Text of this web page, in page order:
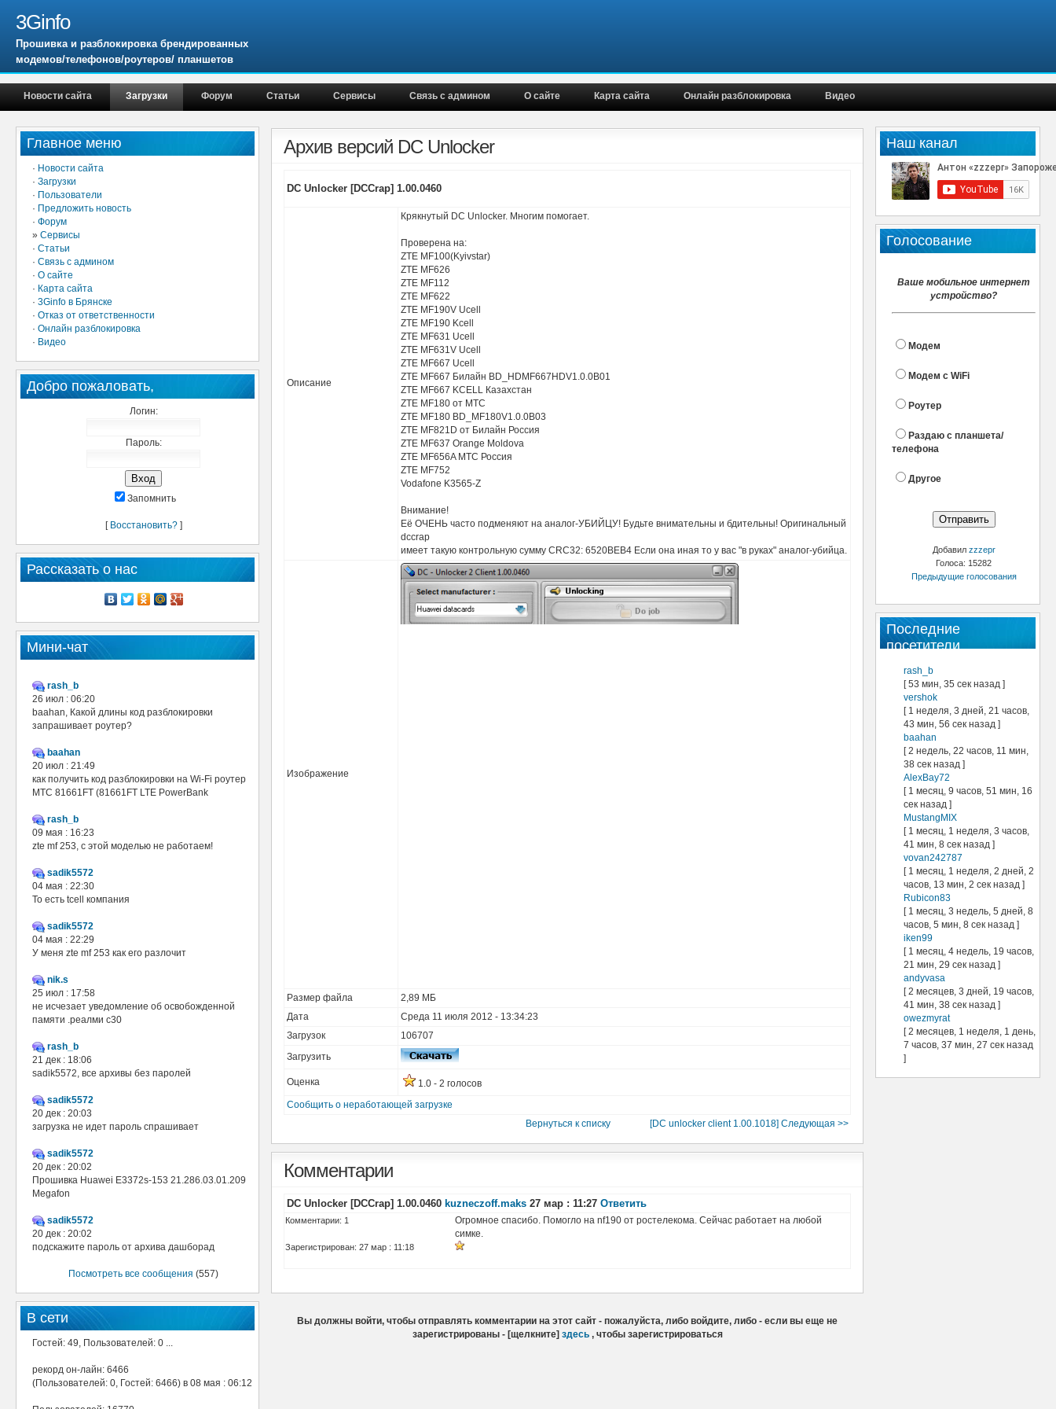
3Ginfo
Прошивка и разблокировка брендированных
модемов/телефонов/роутеров/ планшетов
Новости сайта Загрузки Форум Статьи Сервисы Связь с админом О сайте Карта сайта Онлайн разблокировка Видео
Наш канал
Голосование
Ваше мобильное интернет
устройство?
Модем
Модем с WiFi
Роутер
Раздаю с планшета/
телефона
Другое
Добавил zzzepr
Голоса: 15282
Предыдущие голосования
Последние
посетители
rash_b
[ 53 мин, 35 сек назад ]
vershok
[ 1 неделя, 3 дней, 21 часов,
43 мин, 56 сек назад ]
baahan
[ 2 недель, 22 часов, 11 мин,
38 сек назад ]
AlexBay72
[ 1 месяц, 9 часов, 51 мин, 16
сек назад ]
MustangMIX
[ 1 месяц, 1 неделя, 3 часов,
41 мин, 8 сек назад ]
vovan242787
[ 1 месяц, 1 неделя, 2 дней, 2
часов, 13 мин, 2 сек назад ]
Rubicon83
[ 1 месяц, 3 недель, 5 дней, 8
часов, 5 мин, 8 сек назад ]
iken99
[ 1 месяц, 4 недель, 19 часов,
21 мин, 29 сек назад ]
andyvasa
[ 2 месяцев, 3 дней, 19 часов,
41 мин, 38 сек назад ]
owezmyrat
[ 2 месяцев, 1 неделя, 1 день,
7 часов, 37 мин, 27 сек назад
]
Главное меню
· Новости сайта
· Загрузки
· Пользователи
· Предложить новость
· Форум
» Сервисы
· Статьи
· Связь с админом
· О сайте
· Карта сайта
· 3Ginfo в Брянске
· Отказ от ответственности
· Онлайн разблокировка
· Видео
Добро пожаловать,
Логин:
Пароль:
Запомнить
[ Восстановить?]
Рассказать о нас
Мини-чат
rash_b
26 июл : 06:20
baahan, Какой длины код разблокировки
запрашивает роутер?
baahan
20 июл : 21:49
как получить код разблокировки на Wi-Fi роутер
МТС 81661FT (81661FT LTE PowerBank
rash_b
09 мая : 16:23
zte mf 253, с этой моделью не работаем!
sadik5572
04 мая : 22:30
То есть tcell компания
sadik5572
04 мая : 22:29
У меня zte mf 253 как его разлочит
nik.s
25 июл : 17:58
не исчезает уведомление об освобожденной
памяти .реалми с30
rash_b
21 дек : 18:06
sadik5572, все архивы без паролей
sadik5572
20 дек : 20:03
загрузка не идет пароль спрашивает
sadik5572
20 дек : 20:02
Прошивка Huawei E3372s-153 21.286.03.01.209
Megafon
sadik5572
20 дек : 20:02
подскажите пароль от архива дашборад
Посмотреть все сообщения (557)
В сети
Гостей: 49, Пользователей: 0 ...
рекорд он-лайн: 6466
(Пользователей: 0, Гостей: 6466) в 08 мая : 06:12
Архив версий DC Unlocker
DC Unlocker [DCCrap] 1.00.0460
Описание
Крякнутый DC Unlocker. Многим помогает.
Проверена на:
ZTE MF100(Kyivstar)
ZTE MF626
ZTE MF112
ZTE MF622
ZTE MF190V Ucell
ZTE MF190 Kcell
ZTE MF631 Ucell
ZTE MF631V Ucell
ZTE MF667 Ucell
ZTE MF667 Билайн BD_HDMF667HDV1.0.0B01
ZTE MF667 KCELL Казахстан
ZTE MF180 от МТС
ZTE MF180 BD_MF180V1.0.0B03
ZTE MF821D от Билайн Россия
ZTE MF637 Orange Moldova
ZTE MF656A МТС Россия
ZTE MF752
Vodafone K3565-Z
Внимание!
Её ОЧЕНЬ часто подменяют на аналог-УБИЙЦУ! Будьте внимательны и бдительны! Оригинальный
dccrap
имеет такую контрольную сумму CRC32: 6520BEB4 Если она иная то у вас "в руках" аналог-убийца.
Изображение
Размер файла
2,89 МБ
Дата
Среда 11 июля 2012 - 13:34:23
Загрузок
106707
Загрузить
Оценка
1.0 - 2 голосов
Сообщить о неработающей загрузке
Вернуться к списку
[DC unlocker client 1.00.1018] Следующая >>
Комментарии
DC Unlocker [DCCrap] 1.00.0460 kuzneczoff.maks 27 мар : 11:27 Ответить
Комментарии: 1
Зарегистрирован: 27 мар : 11:18
Огромное спасибо. Помогло на nf190 от ростелекома. Сейчас работает на любой
симке.
Вы должны войти, чтобы отправлять комментарии на этот сайт - пожалуйста, либо войдите, либо - если вы еще не
зарегистрированы - [щелкните] здесь, чтобы зарегистрироваться